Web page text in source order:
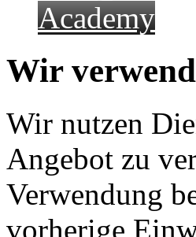
Academy
Wir
Wir nutzen
Angebot zu
Verwendung
vorherige